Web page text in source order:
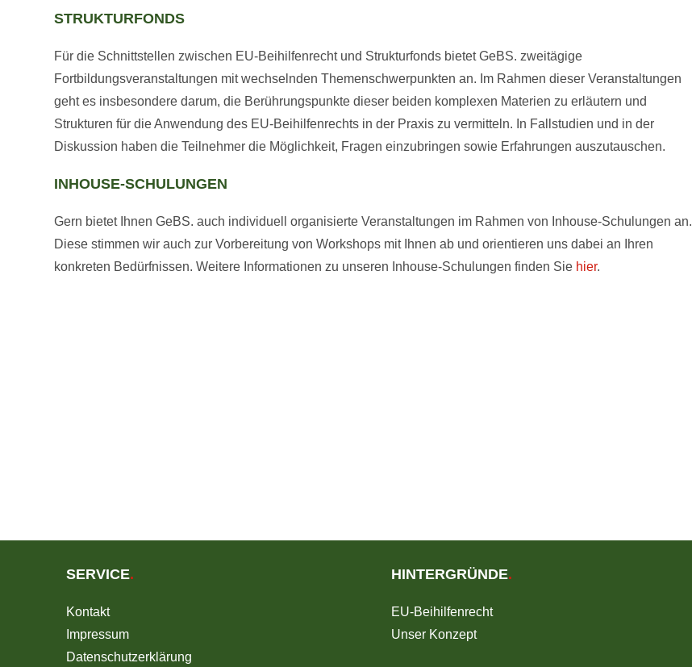
STRUKTURFONDS
Für die Schnittstellen zwischen EU-Beihilfenrecht und Strukturfonds bietet GeBS. zweitägige
Fortbildungsveranstaltungen mit wechselnden Themenschwerpunkten an. Im Rahmen dieser Veranstaltungen
geht es insbesondere darum, die Berührungspunkte dieser beiden komplexen Materien zu erläutern und
Strukturen für die Anwendung des EU-Beihilfenrechts in der Praxis zu vermitteln. In Fallstudien und in der
Diskussion haben die Teilnehmer die Möglichkeit, Fragen einzubringen sowie Erfahrungen auszutauschen.
INHOUSE-SCHULUNGEN
Gern bietet Ihnen GeBS. auch individuell organisierte Veranstaltungen im Rahmen von Inhouse-Schulungen an.
Diese stimmen wir auch zur Vorbereitung von Workshops mit Ihnen ab und orientieren uns dabei an Ihren
konkreten Bedürfnissen. Weitere Informationen zu unseren Inhouse-Schulungen finden Sie hier.
SERVICE.
Kontakt
Impressum
Datenschutzerklärung
HINTERGRÜNDE.
EU-Beihilfenrecht
Unser Konzept